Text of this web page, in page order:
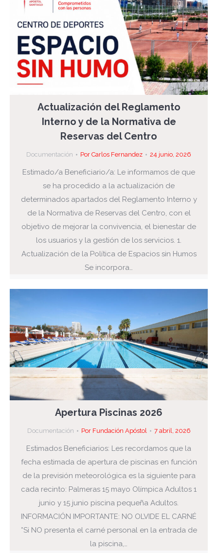
Actualización del Reglamento
Interno y de la Normativa de
Reservas del Centro
Documentación Por Carlos Fernandez 24 junio, 2026
Estimado/a Beneficiario/a: Le informamos de que
se ha procedido a la actualización de
determinados apartados del Reglamento Interno y
de la Normativa de Reservas del Centro, con el
objetivo de mejorar la convivencia, el bienestar de
los usuarios y la gestión de los servicios. 1.
Actualización de la Política de Espacios sin Humos
Se incorpora…
Apertura Piscinas 2026
Documentación Por Fundación Apóstol 7 abril, 2026
Estimados Beneficiarios: Les recordamos que la
fecha estimada de apertura de piscinas en función
de la previsión meteorológica es la siguiente para
cada recinto: Palmeras 15 mayo Olímpica Adultos 1
junio y 15 junio piscina pequeña Adultos.
INFORMACIÓN IMPORTANTE: NO OLVIDE EL CARNÉ
*Si NO presenta el carné personal en la entrada de
la piscina,…